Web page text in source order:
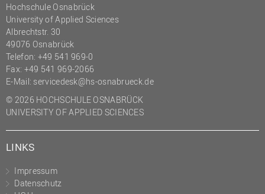
Hochschule Osnabrück
University of Applied Sciences
Albrechtstr. 30
49076 Osnabrück
Telefon: +49 541 969-0
Fax: +49 541 969-2066
E-Mail: servicedesk@hs-osnabrueck.de
© 2026 HOCHSCHULE OSNABRÜCK
UNIVERSITY OF APPLIED SCIENCES
LINKS
Impressum
Datenschutz